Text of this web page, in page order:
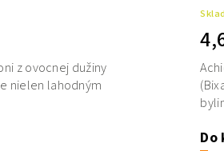
z ovocnej dužiny
nielen lahodným
Do